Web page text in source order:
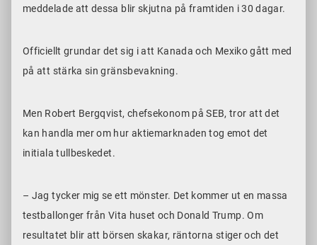
meddelade att dessa blir skjutna på framtiden i 30 dagar.
Officiellt grundar det sig i att Kanada och Mexiko gått med
på att stärka sin gränsbevakning.
Men Robert Bergqvist, chefsekonom på SEB, tror att det
kan handla mer om hur aktiemarknaden tog emot det
initiala tullbeskedet.
– Jag tycker mig se ett mönster. Det kommer ut en massa
testballonger från Vita huset och Donald Trump. Om
resultatet blir att börsen skakar, räntorna stiger och det